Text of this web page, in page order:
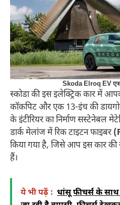
Skoda Elroq EV
स्कोडा की इस इलेक्ट्रिक कार में
कॉकपिट और एक 13-इंच की
के इंटीरियर का निर्माण सस्टेनेबल
डार्क मेलांज में रिक टाइटन फाइबर
किया गया है, जिसे आप इस कार
हैं।
ये भी पढ़ें : धांसू फीचर्स के